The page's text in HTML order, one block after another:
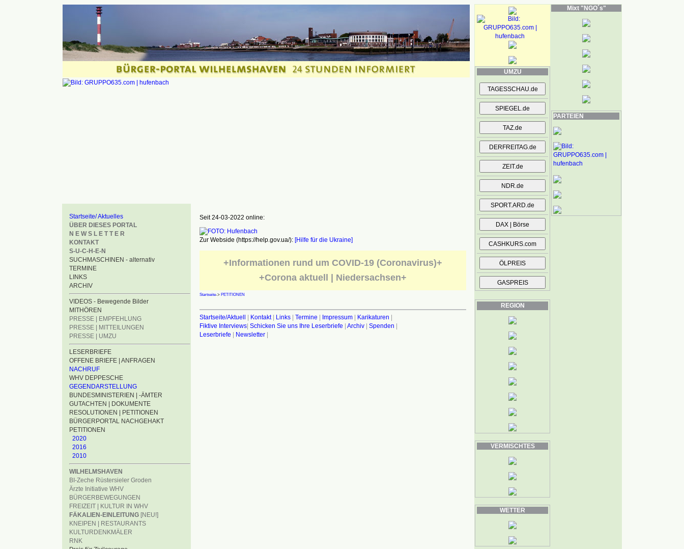
UMZU
REGION
VERMISCHTES
WETTER
Mixt "NGO´s"
PARTEIEN
Startseite/ Aktuelles
ÜBER DIESES PORTAL
N E W S L E T T E R
KONTAKT
S-U-C-H-E-N
SUCHMASCHINEN - alternativ
TERMINE
LINKS
ARCHIV
VIDEOS - Bewegende Bilder
MITHÖREN
PRESSE | EMPFEHLUNG
PRESSE | MITTEILUNGEN
PRESSE | UMZU
LESERBRIEFE
OFFENE BRIEFE | ANFRAGEN
NACHRUF
WHV DEPPESCHE
GEGENDARSTELLUNG
BUNDESMINISTERIEN | -ÄMTER
GUTACHTEN | DOKUMENTE
RESOLUTIONEN | PETITIONEN
BÜRGERPORTAL NACHGEHAKT
PETITIONEN
2020
2016
2010
WILHELMSHAVEN
BI-Zeche Rüstersieler Groden
Ärzte Initiative WHV
BÜRGERBEWEGUNGEN
FREIZEIT | KULTUR IN WHV
FÄKALIEN-EINLEITUNG [NEU!]
KNEIPEN | RESTAURANTS
KULTURDENKMÄLER
RNK
Seit 24-03-2022 online:
Zur Webside (https://help.gov.ua/): [Hilfe für die Ukraine]
+Informationen rund um COVID-19 (Coronavirus)+
+Corona aktuell | Niedersachsen+
Startseite-> PETITIONEN
Startseite/Aktuell Kontakt| Links| Termine Impressum| Karikaturen
Fiktive Interviews| Schicken Sie uns Ihre Leserbriefe Archiv| Spenden
Leserbriefe
Newsletter|